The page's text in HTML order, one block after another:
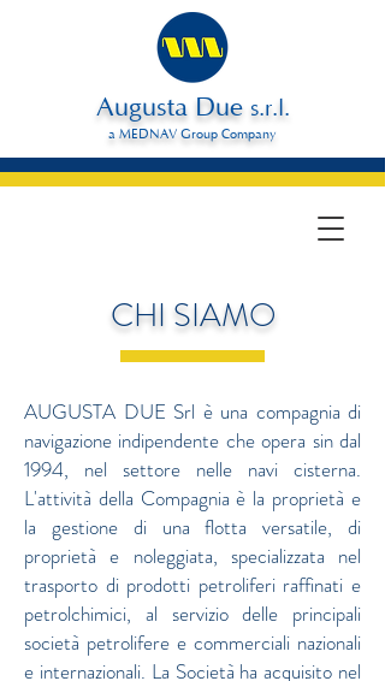
Augusta Due s.r.l.
a MEDNAV Group Company
CHI SIAMO
AUGUSTA DUE Srl è una compagnia di
navigazione indipendente che opera sin dal
1994, nel settore nelle navi cisterna.
L'attività della Compagnia è la proprietà e
la gestione di una flotta versatile, di
proprietà e noleggiata, specializzata nel
trasporto di prodotti petroliferi raffinati e
petrolchimici, al servizio delle principali
società petrolifere e commerciali nazionali
e internazionali. La Società ha acquisito nel